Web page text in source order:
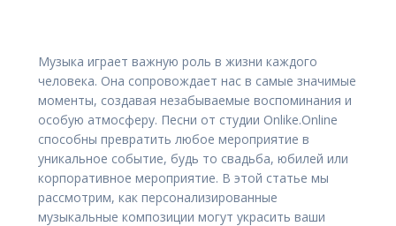
Музыка играет важную роль в жизни каждого
человека. Она сопровождает нас в самые значимые
моменты, создавая незабываемые воспоминания и
особую атмосферу. Песни от студии Onlike.Online
способны превратить любое мероприятие в
уникальное событие, будь то свадьба, юбилей или
корпоративное мероприятие. В этой статье мы
рассмотрим, как персонализированные
музыкальные композиции могут украсить ваши